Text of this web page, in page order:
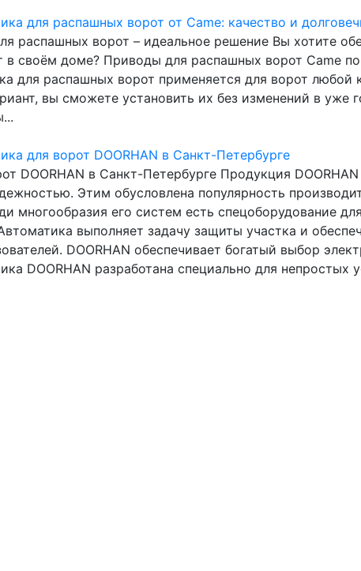
для распашных ворот от Came: качество и
распашных ворот – идеальное решение Вы хотите
в своём доме? Приводы для распашных ворот Came
для распашных ворот применяется для ворот любой
вы сможете установить их без изменений в уже
для ворот DOORHAN в Санкт-Петербурге
DOORHAN в Санкт-Петербурге Продукция
Этим обусловлена популярность
многообразия его систем есть спецоборудование
выполняет задачу защиты участка и
DOORHAN обеспечивает богатый выбор
DOORHAN разработана специально для непростых